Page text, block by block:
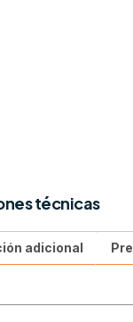
técnicas
adicional